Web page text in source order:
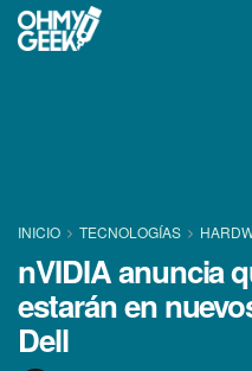
INICIO TECNOLOGÍ­AS
nVIDIA anuncia
estarán en
Dell